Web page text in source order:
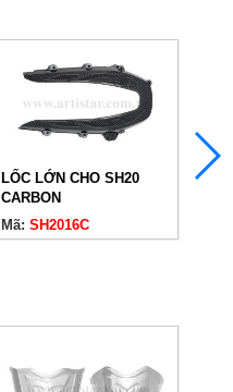
LỐC LỚN CHO SH20
CARBON
Mã: SH2016C
LỐC